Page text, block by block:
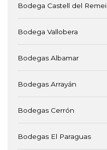
Bodega Castell del Remei
Bodega Vallobera
Bodegas Albamar
Bodegas Arrayán
Bodegas Cerrón
Bodegas El Paraguas